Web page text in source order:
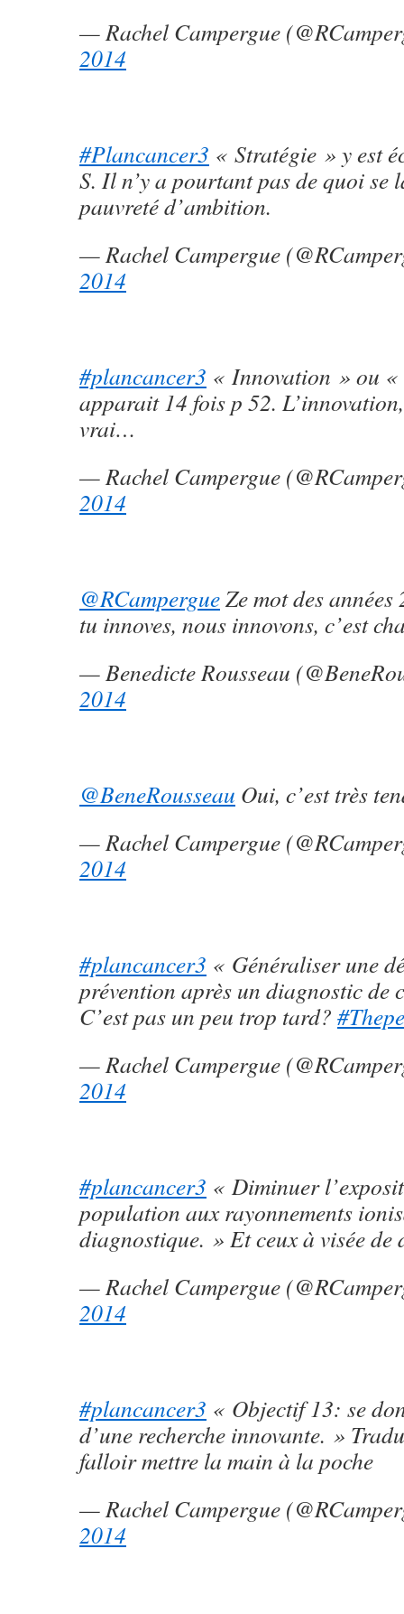
— Rachel Campergue
2014
#Plancancer3 « Stratégie » y est
S. Il n’y a pourtant pas de quoi se
pauvreté d’ambition.
— Rachel Campergue
2014
#plancancer3 « Innovation » ou
apparait 14 fois p 52.
vrai…
— Rachel Campergue
2014
@RCampergueZe mot des
tu innoves, nous innovons, c’est
— Benedicte Rousseau
2014
@BeneRousseau Oui, c’est très
— Rachel Campergue
2014
#plancancer3 « Généraliser une
prévention après un diagnostic
C’est pas un peu trop tard?
— Rachel Campergue
2014
#plancancer3 « Diminuer
population aux rayonnements
diagnostique. » Et ceux à visée de
— Rachel Campergue
2014
#plancancer3 « Objectif 13: se
d’une recherche innovante. »
falloir mettre la main à la poche
— Rachel Campergue
2014